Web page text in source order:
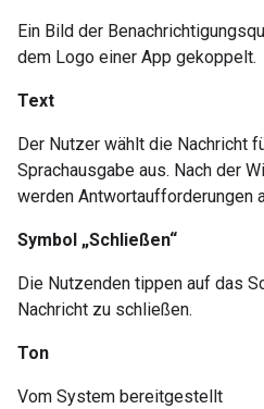
Ein Bild der
dem Logo einer App gekoppelt.
Text
Der Nutzer wählt die Nachricht
Sprachausgabe aus. Nach der
werden Antwortaufforderungen
Symbol „Schließen“
Die Nutzenden tippen auf das
Nachricht zu schließen.
Ton
Vom System bereitgestellt